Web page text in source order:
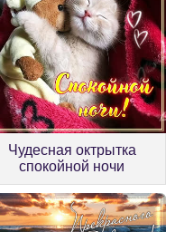
Чудесная октрытка
спокойной ночи